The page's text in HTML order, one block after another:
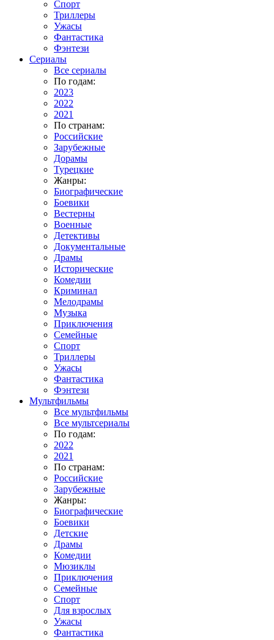
Спорт
Триллеры
Ужасы
Фантастика
Фэнтези
Сериалы
Все сериалы
По годам:
2023
2022
2021
По странам:
Российские
Зарубежные
Дорамы
Турецкие
Жанры:
Биографические
Боевики
Вестерны
Военные
Детективы
Документальные
Драмы
Исторические
Комедии
Криминал
Мелодрамы
Музыка
Приключения
Семейные
Спорт
Триллеры
Ужасы
Фантастика
Фэнтези
Мультфильмы
Все мультфильмы
Все мультсериалы
По годам:
2022
2021
По странам:
Российские
Зарубежные
Жанры:
Биографические
Боевики
Детские
Драмы
Комедии
Мюзиклы
Приключения
Семейные
Спорт
Для взрослых
Ужасы
Фантастика